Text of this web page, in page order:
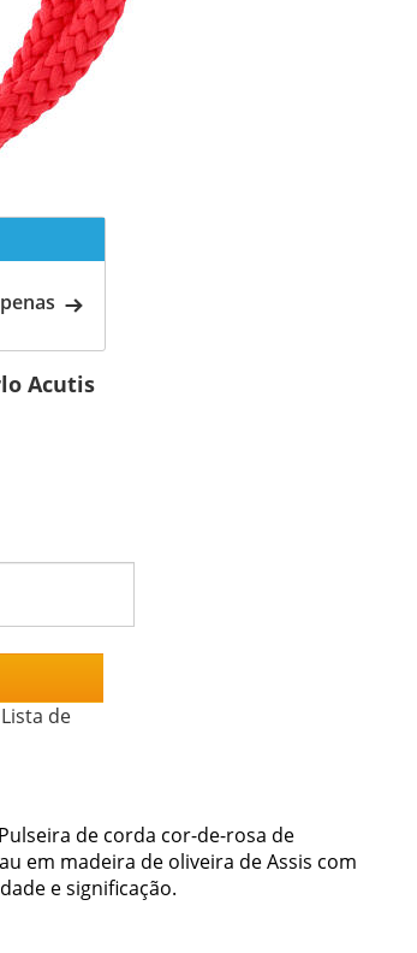
Acutis
de
de corda cor-de-rosa de
em madeira de oliveira de Assis com
e significação.